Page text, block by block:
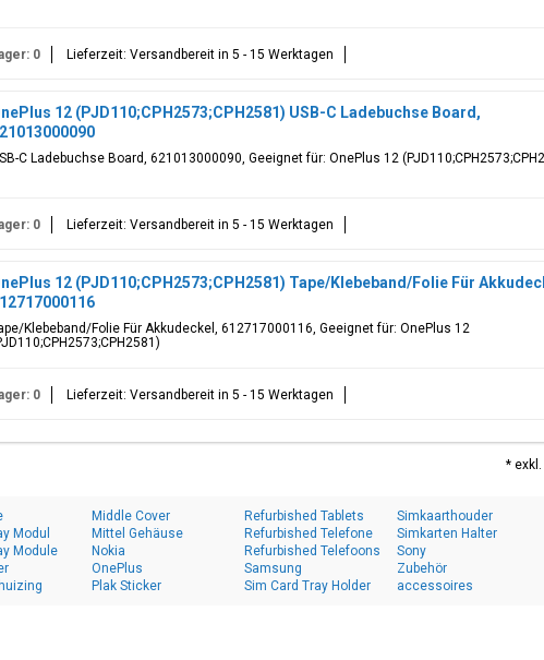
0 Lieferzeit: Versandbereit in 5 - 15 Werktagen
12 (PJD110;CPH2573;CPH2581) USB-C Ladebuchse Board,
C Ladebuchse Board, 621013000090, Geeignet für: OnePlus 12
0 Lieferzeit: Versandbereit in 5 - 15 Werktagen
12 (PJD110;CPH2573;CPH2581) Tape/Klebeband/Folie Für
Klebeband/Folie Für Akkudeckel, 612717000116, Geeignet für: OnePlus 12
0 Lieferzeit: Versandbereit in 5 - 15 Werktagen
*
Modul
Module
Middle Cover
Mittel Gehäuse
Nokia
OnePlus
Plak Sticker
Refurbished Tablets
Refurbished Telefone
Refurbished Telefoons
Samsung
Sim Card Tray Holder
Simkaarthouder
Simkarten Halter
Sony
Zubehör
accessoires